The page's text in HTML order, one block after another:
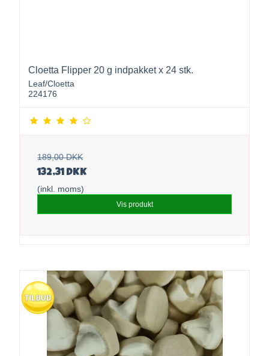
Cloetta Flipper 20 g indpakket x 24 stk.
Leaf/Cloetta
224176
189,00 DKK
132,31 DKK
(inkl. moms)
Vis produkt